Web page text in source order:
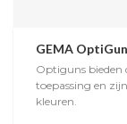
GEMA
Optiguns bieden
toepassing en
kleuren.